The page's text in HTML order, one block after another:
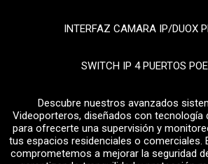
INTERFAZ CAMARA IP/DUOX
SWITCH IP 4 PUERTOS
Descubre nuestros avanzados
Videoporteros, diseñados con tecnología
para ofrecerte una supervisión y
tus espacios residenciales o comerciales.
comprometemos a mejorar la seguridad